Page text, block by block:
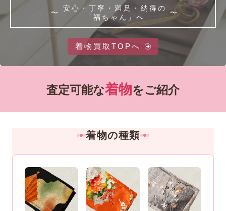
安心・丁寧・満足・納得の
「福ちゃん」へ
着物買取TOPへ
査定可能な着物をご紹介
着物の種類